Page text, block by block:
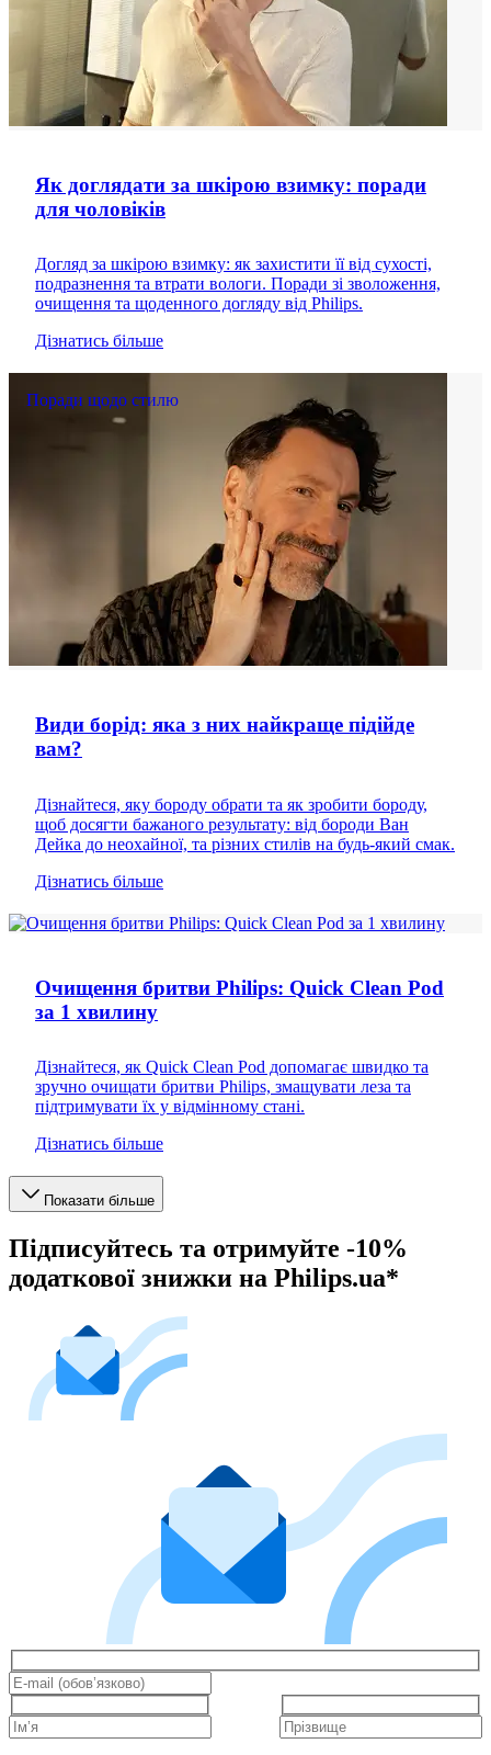
Як доглядати за шкірою взимку: поради
для чоловіків
Догляд за шкірою взимку: як захистити її від сухості,
подразнення та втрати вологи. Поради зі зволоження,
очищення та щоденного догляду від Philips.
Дізнатись більше
Поради щодо стилю
Види борід: яка з них найкраще підійде
вам?
Дізнайтеся, яку бороду обрати та як зробити бороду,
щоб досягти бажаного результату: від бороди Ван
Дейка до неохайної, та різних стилів на будь-який смак.
Дізнатись більше
Очищення бритви Philips: Quick Clean Pod
за 1 хвилину
Дізнайтеся, як Quick Clean Pod допомагає швидко та
зручно очищати бритви Philips, змащувати леза та
підтримувати їх у відмінному стані.
Дізнатись більше
Показати більше
Підписуйтесь та отримуйте -10%
додаткової знижки на Philips.ua*